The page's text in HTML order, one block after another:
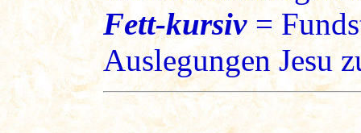
Fett-kursiv=
Auslegungen Jesu